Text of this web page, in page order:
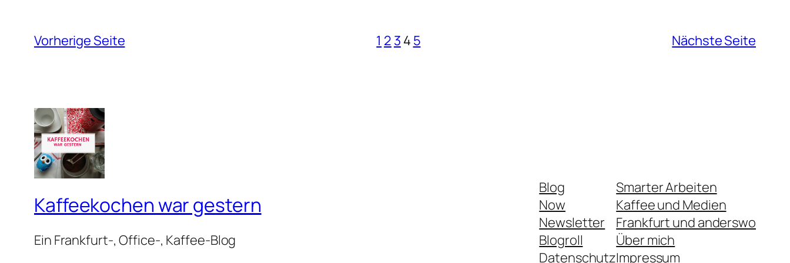
Vorherige Seite 1 2 3 4 5 Nächste Seite
Kaffeekochen war gestern
Ein Frankfurt-, Office-, Kaffee-Blog
Blog
Now
Newsletter
Blogroll
Datenschutz
Smarter Arbeiten
Kaffee und Medien
Frankfurt und anderswo
Über mich
Impressum